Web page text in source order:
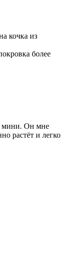
кочка из
более
мини. Он мне
растёт и легко